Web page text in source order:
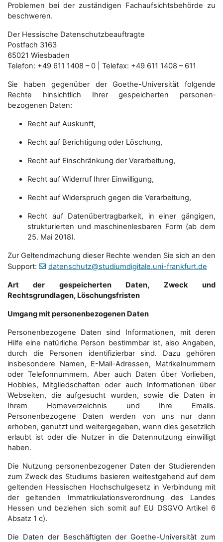
Problemen bei der zuständigen Fachauf­sichts­behörde zu
beschweren.
Der Hessische Datenschutzbeauftragte
Postfach 3163
65021 Wiesbaden
Telefon: +49 611 1408 – 0 | Telefax: +49 611 1408 – 611
Sie haben gegenüber der Goethe-Universität folgende
Rechte hinsichtlich Ihrer gespeicherten personen­
bezogenen Daten:
Recht auf Auskunft,
Recht auf Berichtigung oder Löschung,
Recht auf Einschränkung der Verarbeitung,
Recht auf Widerruf Ihrer Einwilligung,
Recht auf Widerspruch gegen die Verarbeitung,
Recht auf Datenübertragbarkeit, in einer gängigen,
strukturierten und maschinenlesbaren Form (ab dem
25. Mai 2018).
Zur Geltendmachung dieser Rechte wenden Sie sich an den
Support:
datenschutz@studiumdigitale.uni-frankfurt.de
Art der gespeicherten Daten, Zweck und
Rechtsgrundlagen, Löschungsfristen
Umgang mit personenbezogenen Daten
Personenbezogene Daten sind Informationen, mit deren
Hilfe eine natürliche Person bestimmbar ist, also Angaben,
durch die Personen identifizierbar sind. Dazu gehören
insbesondere Namen, E-Mail-Adressen, Matrikelnummern
oder Telefonnummern. Aber auch Daten über Vorlieben,
Hobbies, Mitgliedschaften oder auch Informationen über
Webseiten, die aufgesucht wurden, sowie die Daten in
Ihrem Homeverzeichnis und Ihre Emails.
Personenbezogene Daten werden von uns nur dann
erhoben, genutzt und weitergegeben, wenn dies gesetzlich
erlaubt ist oder die Nutzer in die Datennutzung einwilligt
haben.
Die Nutzung personenbezogener Daten der Studierenden
zum Zweck des Studiums basieren weitestgehend auf dem
geltenden Hessischen Hochschulgesetz in Verbindung mit
der geltenden Immatrikulationsverordnung des Landes
Hessen und beziehen sich somit auf EU DSGVO Artikel 6
Absatz 1 c).
Die Daten der Beschäftigten der Goethe-Universität zum